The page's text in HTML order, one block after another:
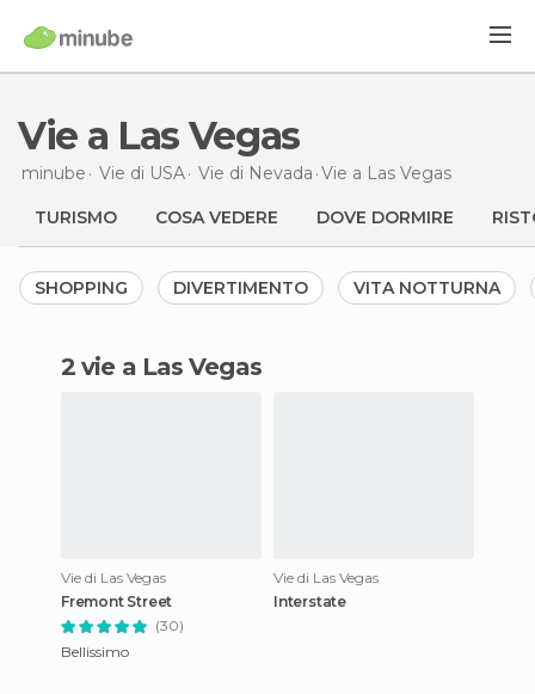
Vie a Las Vegas
minube Vie di USA Vie di Nevada Vie a Las Vegas
TURISMO COSA VEDERE DOVE DORMIRE
SHOPPING DIVERTIMENTO VITA NOTTURNA
2 vie a Las Vegas
Vie di Las Vegas
Fremont Street
(30)
Bellissimo
Vie di Las Vegas
Interstate